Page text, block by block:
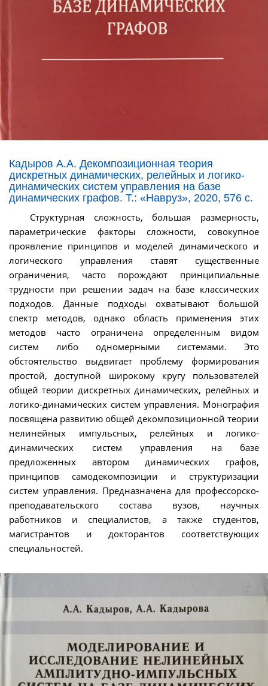
Кадыров А.А. Декомпозиционная теория
дискретных динамических, релейных и логико-
динамических систем управления на базе
динамических графов. Т.: «Навруз», 2020, 576 с.
Структурная сложность, большая размерность,
параметрические факторы сложности, совокупное
проявление принципов и моделей динамического и
логического управления ставят существенные
ограничения, часто порождают принципиальные
трудности при решении задач на базе классических
подходов. Данные подходы охватывают большой
спектр методов, однако область применения этих
методов часто ограничена определенным видом
систем либо одномерными системами. Это
обстоятельство выдвигает проблему формирования
простой, доступной широкому кругу пользователей
общей теории дискретных динамических, релейных и
логико-динамических систем управления. Монография
посвящена развитию общей декомпозиционной теории
нелинейных импульсных, релейных и логико-
динамических систем управления на базе
предложенных автором динамических графов,
принципов самодекомпозиции и структуризации
систем управления. Предназначена для профессорско-
преподавательского состава вузов, научных
работников и специалистов, а также студентов,
магистрантов и докторантов соответствующих
специальностей.